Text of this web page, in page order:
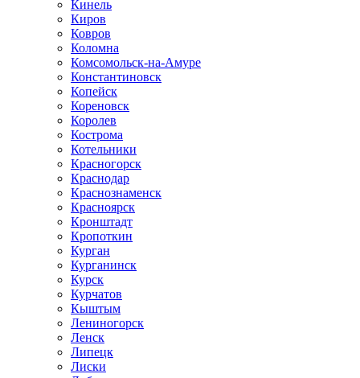
Кинель
Киров
Ковров
Коломна
Комсомольск-на-Амуре
Константиновск
Копейск
Кореновск
Королев
Кострома
Котельники
Красногорск
Краснодар
Краснознаменск
Красноярск
Кронштадт
Кропоткин
Курган
Курганинск
Курск
Курчатов
Кыштым
Лениногорск
Ленск
Липецк
Лиски